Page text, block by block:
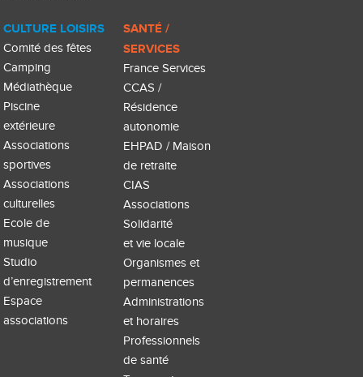
CULTURE LOISIRS
Comité des fêtes
Camping
Médiathèque
Piscine
extérieure
Associations
sportives
Associations
culturelles
Ecole de
musique
Studio
d’enregistrement
Espace
associations
SANTÉ /
SERVICES
France Services
CCAS /
Résidence
autonomie
EHPAD / Maison
de retraite
CIAS
Associations
Solidarité
et vie locale
Organismes et
permanences
Administrations
et horaires
Professionnels
de santé